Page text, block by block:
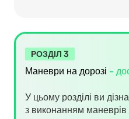
РОЗДІЛ 3
Маневри на дорозі -
У цьому розділі ви
з виконанням маневрів